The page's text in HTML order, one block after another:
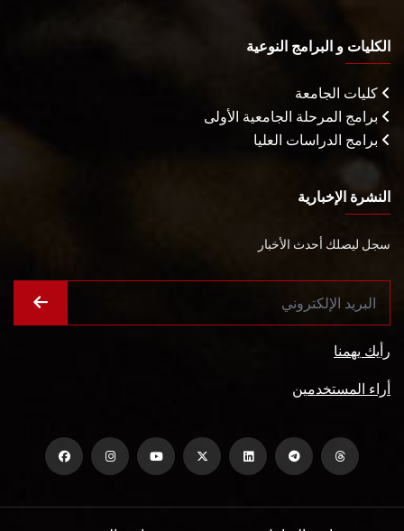
الكليات و البرامج النوعية
كليات الجامعة
برامج المرحلة الجامعية الأولى
برامج الدراسات العليا
النشرة الإخبارية
سجل ليصلك أحدث الأخبار
رأيك يهمنا
أراء المستخدمين